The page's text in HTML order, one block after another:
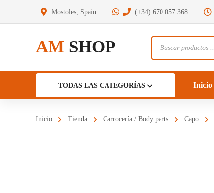
Mostoles, Spain (+34) 670 057 368
AM SHOP
de
productos
TODAS LAS CATEGORÍAS Inicio
Inicio Tienda Carrocería / Body parts Capo